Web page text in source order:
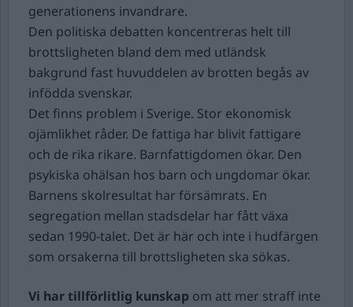
generationens invandrare.
Den politiska debatten koncentreras helt till
brottsligheten bland dem med utländsk
bakgrund fast huvuddelen av brotten begås av
infödda svenskar.
Det finns problem i Sverige. Stor ekonomisk
ojämlikhet råder. De fattiga har blivit fattigare
och de rika rikare. Barnfattigdomen ökar. Den
psykiska ohälsan hos barn och ungdomar ökar.
Barnens skolresultat har försämrats. En
segregation mellan stadsdelar har fått växa
sedan 1990-talet. Det är här och inte i hudfärgen
som orsakerna till brottsligheten ska sökas.
Vi har tillförlitlig kunskap om att mer straff inte